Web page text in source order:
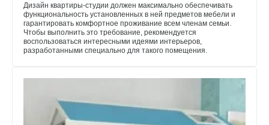
Дизайн квартиры-студии должен максимально обеспечивать
функциональность установленных в ней предметов мебели и
гарантировать комфортное проживание всем членам семьи.
Чтобы выполнить это требование, рекомендуется
воспользоваться интересными идеями интерьеров,
разработанными специально для такого помещения.